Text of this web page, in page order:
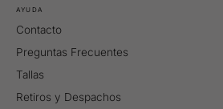
AYUDA
Contacto
Preguntas Frecuentes
Tallas
Retiros y Despachos